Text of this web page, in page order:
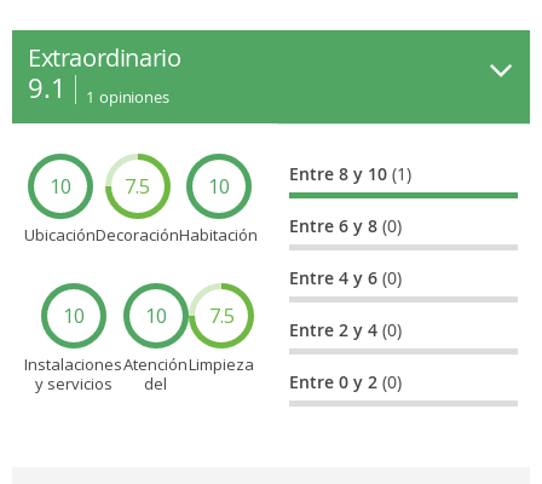
Extraordinario
9.1 1 opiniones
10
Ubicación
7.5
Decoración
10
Habitación
10
Instalaciones
y servicios
10
Atención
del
7.5
Limpieza
Entre 8 y 10(1)
Entre 6 y 8(0)
Entre 4 y 6(0)
Entre 2 y 4(0)
Entre 0 y 2(0)